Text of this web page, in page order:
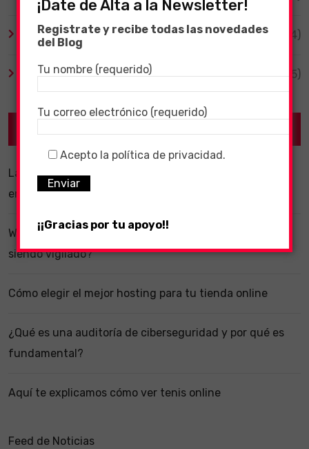
Videojuegos (204)
Virales (55)
La importancia de un software ERP dentro de una
empresa
WhatsApp y la localización en segundo plano: ¿estás
siendo vigilado?
Cómo elegir el mejor hosting para tu tienda online
¿Qué es una auditoría de ciberseguridad y por qué es
fundamental?
Aquí te explicamos cómo ver tenis online
Feed de Noticias
¡Date de Alta a la Newsletter!
Registrate y recibe todas las novedades
del Blog
Tu nombre (requerido)
Tu correo electrónico (requerido)
Acepto la política de privacidad.
¡¡Gracias por tu apoyo!!